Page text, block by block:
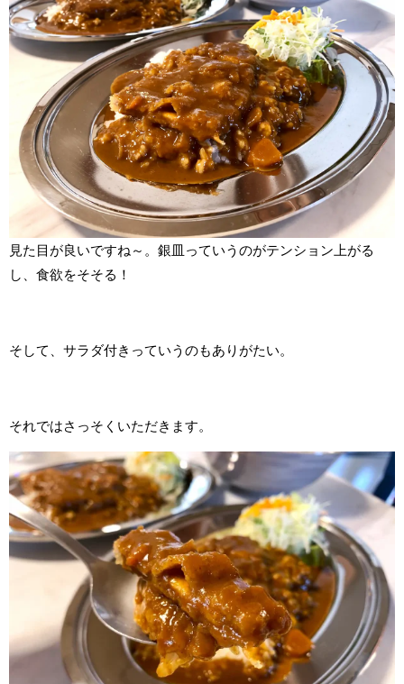
見た目が良いですね～。銀皿っていうのがテンション上がる
し、食欲をそそる！
そして、サラダ付きっていうのもありがたい。
それではさっそくいただきます。